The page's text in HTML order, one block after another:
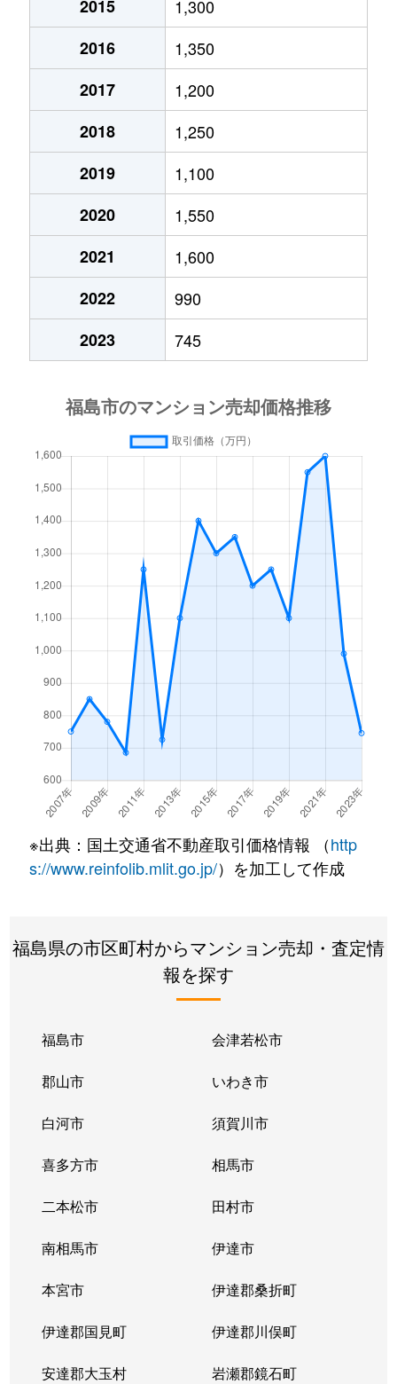
三河南町 3,400万円
南中央
1,300万円
宮下町
170万円
1,700万円
2015
1,300
2016
1,350
2017
1,200
2018
1,250
2019
1,100
2020
1,550
2021
1,600
2022
990
2023
745
※出典：国土交通省不動産取引価格情報 （http
s://www.reinfolib.mlit.go.jp/）を加工して作成
福島県の市区町村からマンション売却・査定情
報を探す
福島市 会津若松市
郡山市 いわき市
白河市 須賀川市
喜多方市 相馬市
二本松市 田村市
南相馬市 伊達市
本宮市 伊達郡桑折町
伊達郡国見町 伊達郡川俣町
安達郡大玉村 岩瀬郡鏡石町